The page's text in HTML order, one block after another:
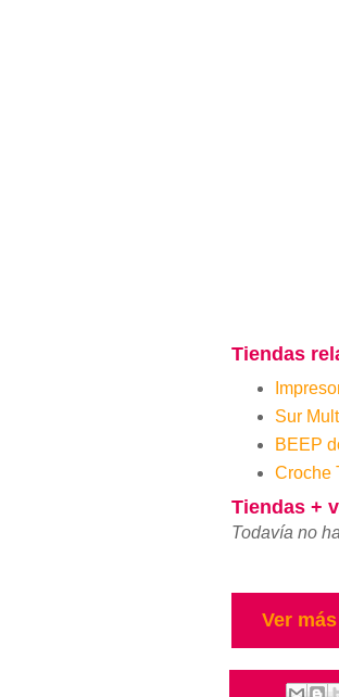
Tiendas
Sur
BEEP
Croche
Tiendas +
Todavía no
Ver